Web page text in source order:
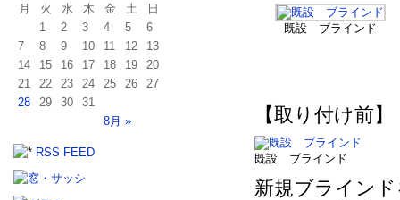
既設 ブラインド
【取り付け前】
既設 ブラインド
新規ブライン
月
火 水 木 金 土 日
8月 »
1 2 3 4 5
6
7
8 9 10 11 12
13
14
15 16 17 18 19
20
21
22 23 24 25 26
27
28
29 30 31
RSS FEED